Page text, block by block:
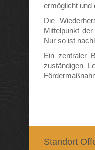
ermöglicht und
Die
Mittelpunkt
Nur so ist
Ein zentraler
zuständigen
Standort